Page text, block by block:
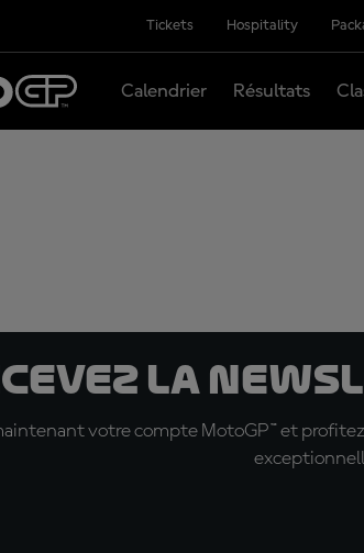
Tickets Hospitality
Calendrier Résultats
la
votre compte MotoGP™ et